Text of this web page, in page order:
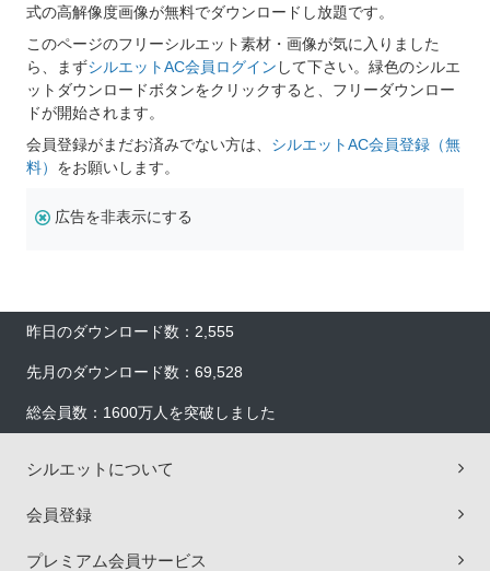
式の高解像度画像が無料でダウンロードし放題です。
このページのフリーシルエット素材・画像が気に入りました
ら、まずシルエットAC会員ログイン して下さい。緑色のシルエ
ットダウンロードボタンをクリックすると、フリーダウンロー
ドが開始されます。
会員登録がまだお済みでない方は、 シルエットAC会員登録（無
料） をお願いします。
広告を非表示にする
昨日のダウンロード数：2,555
先月のダウンロード数：69,528
総会員数：1600万人を突破しました
シルエットについて
会員登録
プレミアム会員サービス